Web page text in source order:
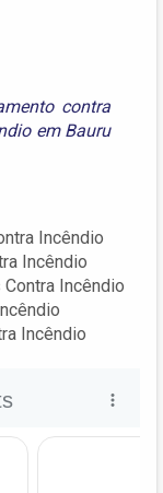
contra
em Bauru
Incêndio
Incêndio
Incêndio
Incêndio